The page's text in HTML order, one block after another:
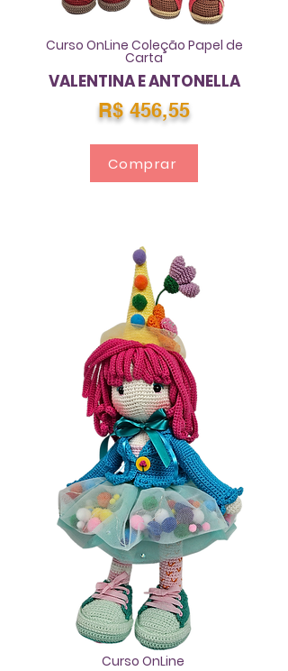
Curso OnLine Coleção Papel de
Carta
VALENTINA E ANTONELLA
R$ 456,55
Comprar
Curso OnLine